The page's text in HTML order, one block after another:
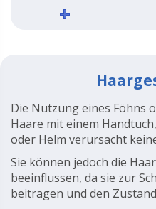
Die Nutzung eines Föhns
Haare mit einem
oder Helm verursacht
Sie können jedoch die
beeinflussen, da sie zur
beitragen und den